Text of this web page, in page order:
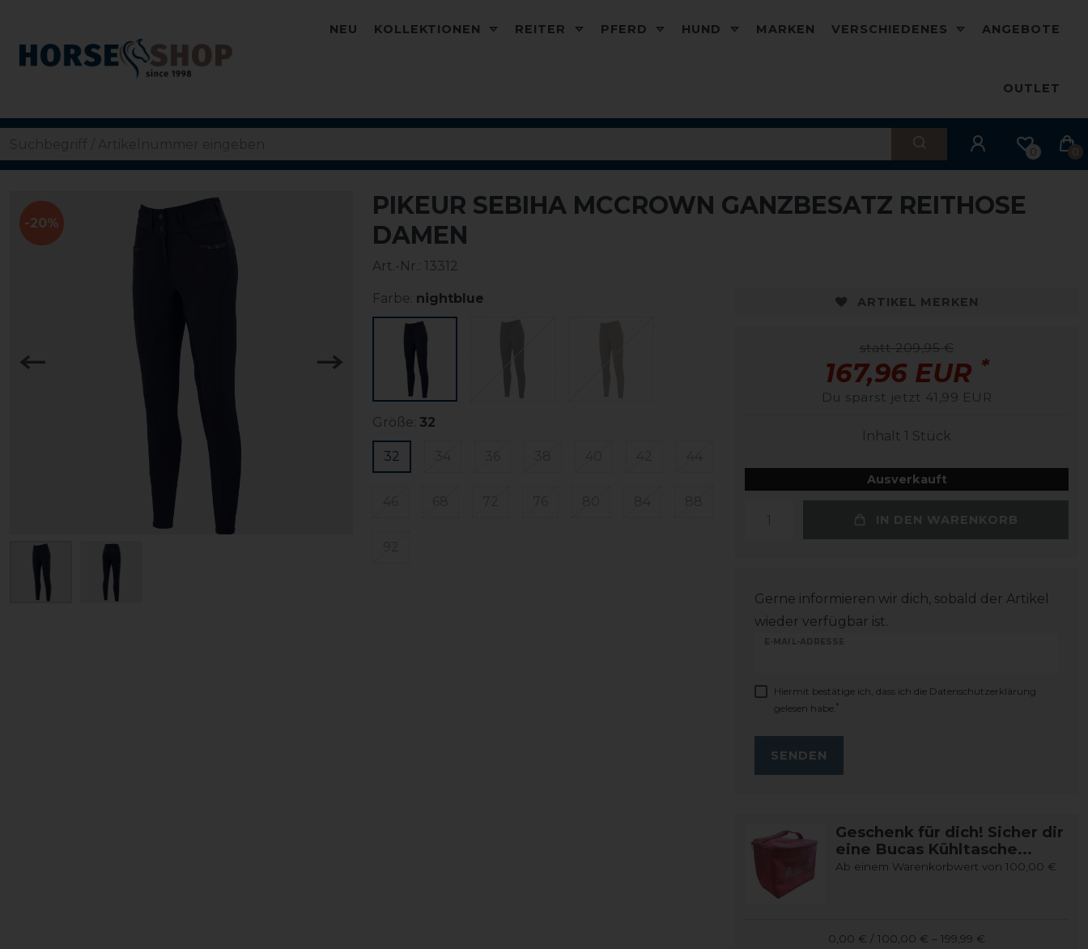
NEU KOLLEKTIONEN REITER PFERD HUND MARKEN VERSCHIEDENES ANGEBOTE
OUTLET
0 0
-20% -20%
PIKEUR SEBIHA MCCROWN GANZBESATZ REITHOSE
DAMEN
Art.-Nr.: 13312
Farbe: nightblue
Größe: 32
32
ARTIKEL MERKEN
statt 209,95 €
167,96 EUR *
Du sparst jetzt 41,99 EUR
Inhalt 1 Stück
Ausverkauft
IN DEN WARENKORB
Gerne informieren wir dich, sobald der Artikel
wieder verfügbar ist.
E-MAIL-ADRESSE
Hiermit bestätige ich, dass ich die Daten­schutz­erklärung
gelesen habe. *
SENDEN
Geschenk für dich! Sicher dir
eine Bucas Kühltasche...
Ab einem Warenkorbwert von 100,00 €
0,00 € / 100,00 € – 199,99 €